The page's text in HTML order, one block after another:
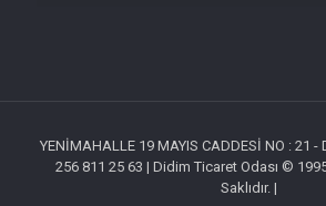
YENİMAHALLE 19 MAYIS CADDESİ NO : 21 -
256 811 25 63 | Didim Ticaret Odası ©
Saklıdır. |